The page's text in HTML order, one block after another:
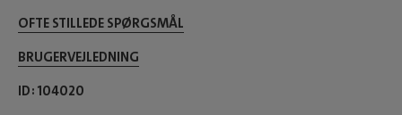
OFTE STILLEDE SPØRGSMÅL
BRUGERVEJLEDNING
ID 104020